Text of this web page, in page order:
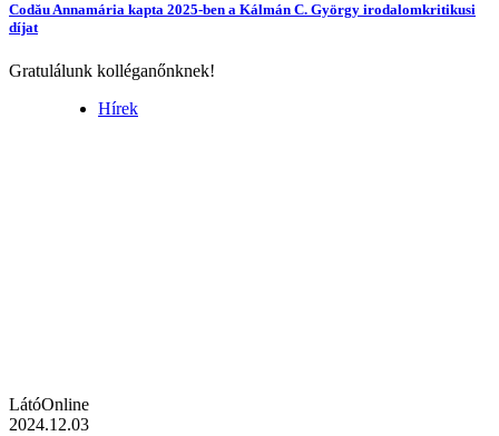
Codău Annamária kapta 2025-ben a Kálmán C. György irodalomkritikusi
díjat
Gratulálunk kolléganőnknek!
Hírek
LátóOnline
2024.12.03